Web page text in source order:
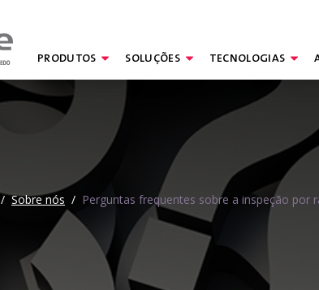
PRODUTOS SOLUÇÕES TECNOLOGIAS
/ Sobre nós Perguntas frequentes sobre a inspeção por
/ Sobre nós / Perguntas frequentes sobre a inspeção por